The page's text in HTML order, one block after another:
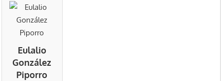
Eulalio
González
Piporro